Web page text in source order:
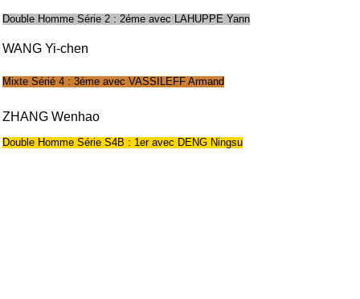
Double Homme Série 2 : 2éme avec LAHUPPE Yann
WANG Yi-chen
Mixte Sérié 4 : 3éme avec VASSILEFF Armand
ZHANG Wenhao
Double Homme Série S4B : 1er avec DENG Ningsu